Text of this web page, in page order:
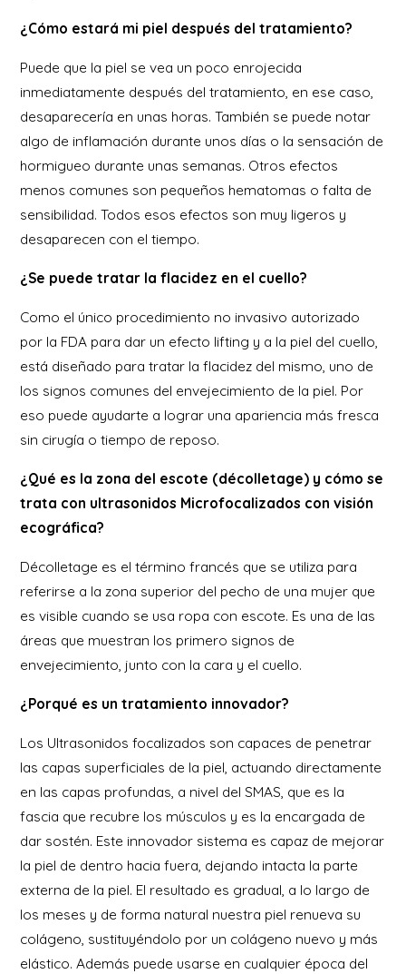
¿Cómo estará mi piel después del tratamiento?
Puede que la piel se vea un poco enrojecida
inmediatamente después del tratamiento, en ese caso,
desaparecería en unas horas. También se puede notar
algo de inflamación durante unos días o la sensación de
hormigueo durante unas semanas. Otros efectos
menos comunes son pequeños hematomas o falta de
sensibilidad. Todos esos efectos son muy ligeros y
desaparecen con el tiempo.
¿Se puede tratar la flacidez en el cuello?
Como el único procedimiento no invasivo autorizado
por la FDA para dar un efecto lifting y a la piel del cuello,
está diseñado para tratar la flacidez del mismo, uno de
los signos comunes del envejecimiento de la piel. Por
eso puede ayudarte a lograr una apariencia más fresca
sin cirugía o tiempo de reposo.
¿Qué es la zona del escote (décolletage) y cómo se
trata con ultrasonidos Microfocalizados con visión
ecográfica?
Décolletage es el término francés que se utiliza para
referirse a la zona superior del pecho de una mujer que
es visible cuando se usa ropa con escote. Es una de las
áreas que muestran los primero signos de
envejecimiento, junto con la cara y el cuello.
¿Porqué es un tratamiento innovador?
Los Ultrasonidos focalizados son capaces de penetrar
las capas superficiales de la piel, actuando directamente
en las capas profundas, a nivel del SMAS, que es la
fascia que recubre los músculos y es la encargada de
dar sostén. Este innovador sistema es capaz de mejorar
la piel de dentro hacia fuera, dejando intacta la parte
externa de la piel. El resultado es gradual, a lo largo de
los meses y de forma natural nuestra piel renueva su
colágeno, sustituyéndolo por un colágeno nuevo y más
elástico. Además puede usarse en cualquier época del